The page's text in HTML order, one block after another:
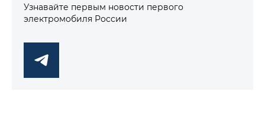
Узнавайте первым новости первого
электромобиля России